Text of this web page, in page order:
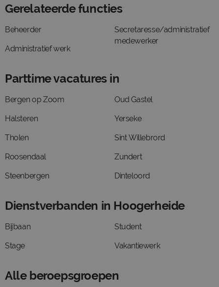
Gerelateerde functies
Beheerder
Administratief werk
Secretaresse/administratief
medewerker
Parttime vacatures in
Bergen op Zoom
Halsteren
Tholen
Roosendaal
Steenbergen
Oud Gastel
Yerseke
Sint Willebrord
Zundert
Dinteloord
Dienstverbanden in Hoogerheide
Bijbaan
Stage
Student
Vakantiewerk
Alle beroepsgroepen